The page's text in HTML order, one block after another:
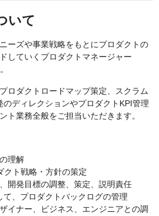
いて
ーズや事業戦略をもとにプロダクトの
していくプロダクトマネージャー
ロダクトロードマップ策定、スクラム
ディレクションやプロダクトKPI管理
ト業務全般をご担当いただきます。
理解
クト戦略・方針の策定
開発目標の調整、策定、説明責任
て、プロダクトバックログの管理
イナー、ビジネス、エンジニアとの調